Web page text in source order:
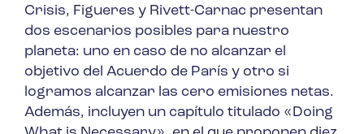
Crisis, Figueres y Rivett-Carnac presentan
dos escenarios posibles para nuestro
planeta: uno en caso de no alcanzar el
objetivo del Acuerdo de París y otro si
logramos alcanzar las cero emisiones netas.
Además, incluyen un capítulo titulado «Doing